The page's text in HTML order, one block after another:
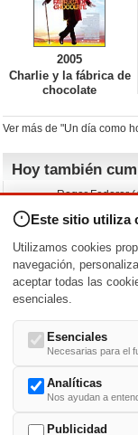
2005
Charlie y la fábrica de
chocolate
Ver más de "Un día como
Hoy también
Roger Federer
Dustin Hoffman
Martin Brest
Adam Roarke
Nacimientos y
DD/MM /
-U- V- W- X - -
Este sitio utiliza
Utilizamos cookies
navegación,
aceptar todas las
esenciales.
Esenciales
Necesarias para el
Analíticas
Nos ayudan a
Publicidad